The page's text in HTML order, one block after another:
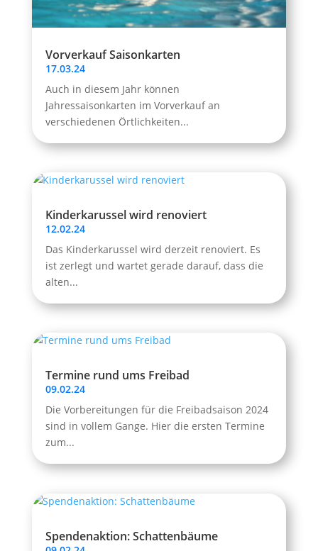
Vorverkauf Saisonkarten
17.03.24
Auch in diesem Jahr können
Jahressaisonkarten im Vorverkauf an
verschiedenen Örtlichkeiten...
Kinderkarussel wird renoviert
12.02.24
Das Kinderkarussel wird derzeit renoviert. Es
ist zerlegt und wartet gerade darauf, dass die
alten...
Termine rund ums Freibad
09.02.24
Die Vorbereitungen für die Freibadsaison 2024
sind in vollem Gange. Hier die ersten Termine
zum...
Spendenaktion: Schattenbäume